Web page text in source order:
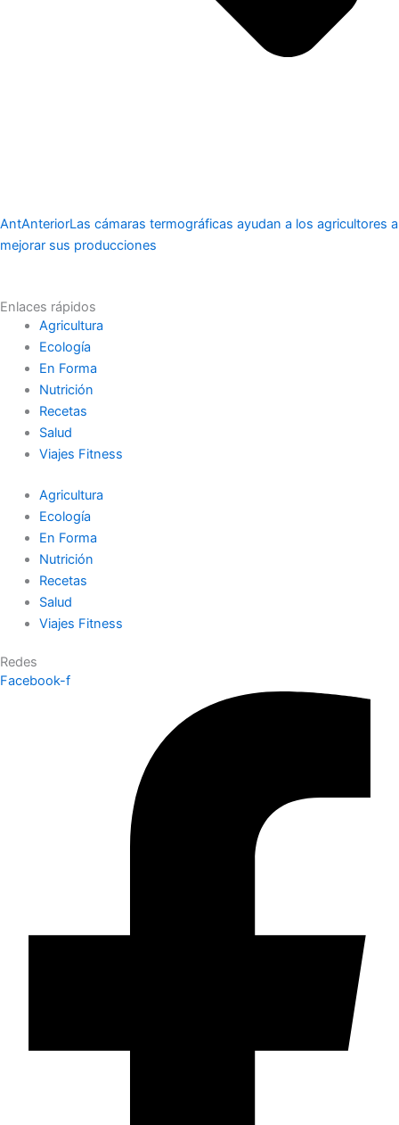
AntAnteriorLas cámaras termográficas ayudan a los agricultores a
mejorar sus producciones
Enlaces rápidos
Agricultura
Ecología
En Forma
Nutrición
Recetas
Salud
Viajes Fitness
Agricultura
Ecología
En Forma
Nutrición
Recetas
Salud
Viajes Fitness
Redes
Facebook-f